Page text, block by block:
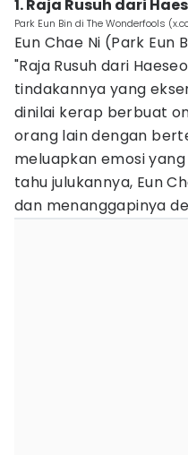
1. Raja Rusuh dari
Park Eun Bin di The Wonderfools
Eun Chae Ni (Park
"Raja Rusuh dari
tindakannya yang
dinilai kerap berbuat
orang lain dengan
meluapkan emosi
tahu julukannya, Eun
dan menanggapinya